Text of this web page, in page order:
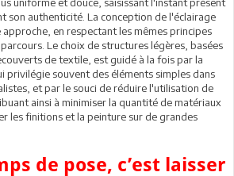
son authenticité. La conception de l'éclairage
en respectant les mêmes principes
Le choix de structures légères, basées
de textile, est guidé à la fois par la
privilégie souvent des éléments simples dans
et par le souci de réduire l'utilisation de
ainsi à minimiser la quantité de matériaux
les finitions et la peinture sur de grandes
de pose, c’est laisser